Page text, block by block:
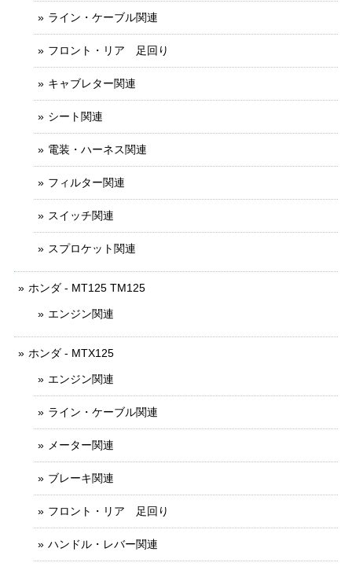
ライン・ケーブル関連
フロント・リア 足回り
キャブレター関連
シート関連
電装・ハーネス関連
フィルター関連
スイッチ関連
スプロケット関連
ホンダ - MT125 TM125
エンジン関連
ホンダ - MTX125
エンジン関連
ライン・ケーブル関連
メーター関連
ブレーキ関連
フロント・リア 足回り
ハンドル・レバー関連